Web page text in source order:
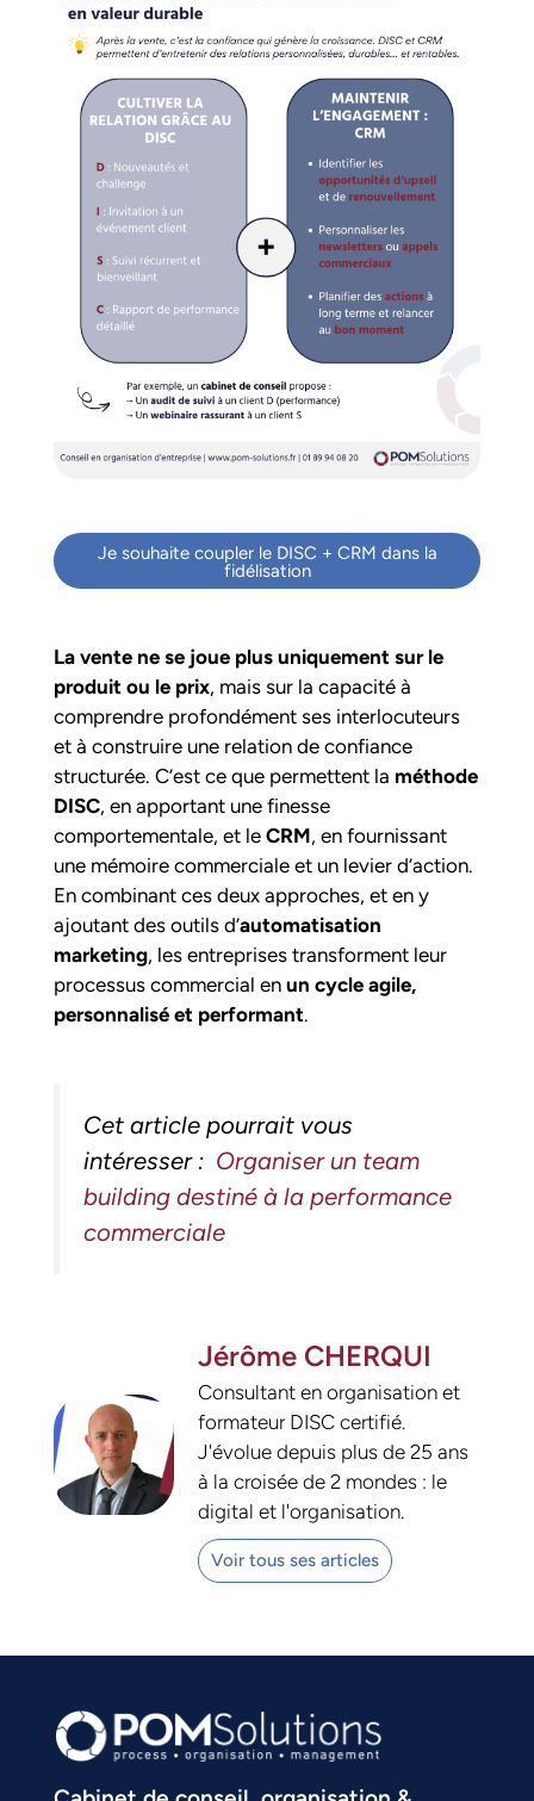
Je souhaite coupler le DISC + CRM dans la
fidélisation
La vente ne se joue plus uniquement sur le
produit ou le prix, mais sur la capacité à
comprendre profondément ses interlocuteurs
et à construire une relation de confiance
structurée. C’est ce que permettent la méthode
DISC, en apportant une finesse
comportementale, et le CRM, en fournissant
une mémoire commerciale et un levier d’action.
En combinant ces deux approches, et en y
ajoutant des outils d’automatisation
marketing, les entreprises transforment leur
processus commercial en un cycle agile,
personnalisé et performant.
Cet article pourrait vous
intéresser : Organiser un team
building destiné à la performance
commerciale
Jérôme CHERQUI
Consultant en organisation et
formateur DISC certifié.
J'évolue depuis plus de 25 ans
à la croisée de 2 mondes : le
digital et l'organisation.
Voir tous ses articles